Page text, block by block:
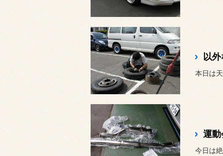
以
運動
今日は